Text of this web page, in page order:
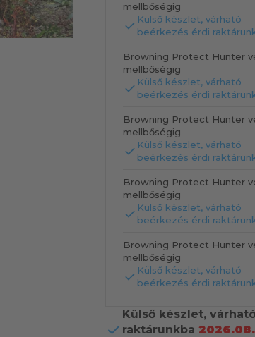
mellbőségig
Külső készlet, várható
beérkezés érdi
Browning Protect Hunter
mellbőségig
Külső készlet, várható
beérkezés érdi
Browning Protect Hunter
mellbőségig
Külső készlet, várható
beérkezés érdi
Browning Protect Hunter
mellbőségig
Külső készlet, várható
beérkezés érdi
Browning Protect Hunter
mellbőségig
Külső készlet, várható
beérkezés érdi
Külső készlet,
raktárunkba